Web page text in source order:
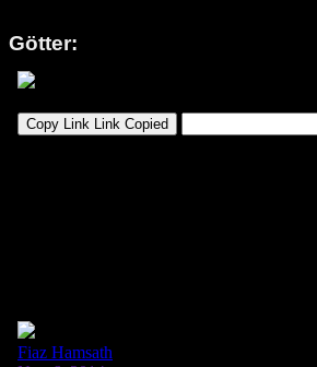
Götter: